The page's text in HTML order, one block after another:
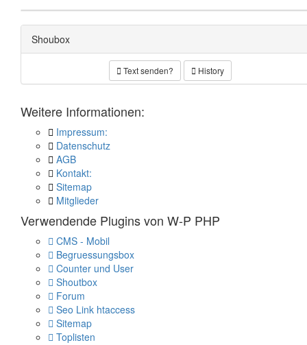
Shoubox
Text senden? History
Weitere Informationen:
Impressum:
Datenschutz
AGB
Kontakt:
Sitemap
Mitglieder
Verwendende Plugins von W-P PHP
CMS - Mobil
Begruessungsbox
Counter und User
Shoutbox
Forum
Seo Link htaccess
Sitemap
Toplisten